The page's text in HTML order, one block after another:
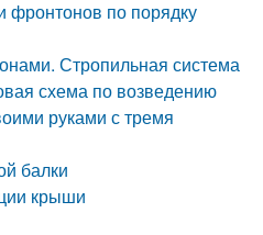
фронтонов по порядку
Стропильная система
схема по возведению
руками с тремя
балки
крыши